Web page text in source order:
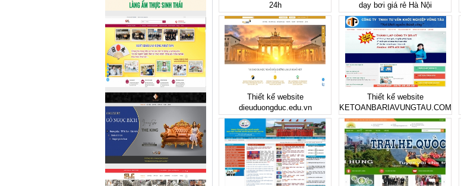
24h
dạy bơi giá rẻ Hà Nội
Thiết kế website
dieuduongduc.edu.vn
Thiết kế website
KETOANBARIAVUNGTAU.COM